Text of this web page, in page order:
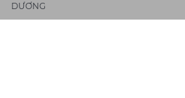
DƯƠNG